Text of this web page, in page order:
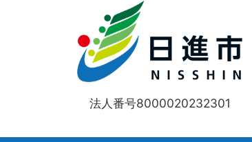
法人番号8000020232301